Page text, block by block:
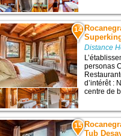
14
Distance
personas
d’intérêt :
centre de
15
Tub